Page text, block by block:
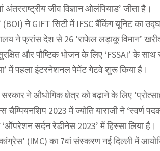
जीव विज्ञान ओलंपियाड’ जीता है।
ने GIFT सिटी में IFSC बैंकिंग यूनिट का
ने फ्रांस देश से 26 ‘राफेल लड़ाकू विमान’
और पौष्टिक भोजन के लिए ‘FSSAI’ के साथ
में पहला इंटरनेशनल पेमेंट गेटवे शुरू किया है।
सरकार ने औधोगिक क्षेत्र को बढ़ाने के लिए
2023 में ज्योति याराजी ने ‘स्वर्ण
सर्दन रेडीनेस 2023’ में हिस्सा लिया है।
(IMC) का 7वां संस्करण नई दिल्ली में